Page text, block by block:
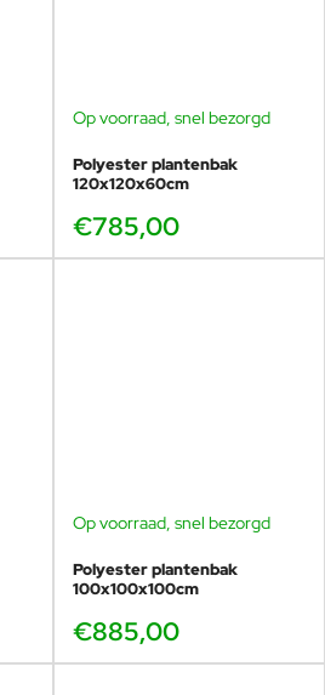
Op voorraad, snel bezorgd
Polyester plantenbak
120x120x60cm
€785,00
Op voorraad, snel bezorgd
Polyester plantenbak
100x100x100cm
€885,00